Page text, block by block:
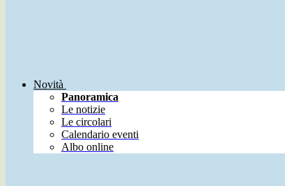
Novità
Panoramica
Le notizie
Le circolari
Calendario eventi
Albo online